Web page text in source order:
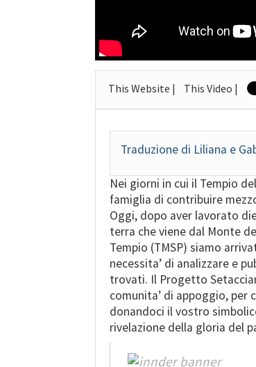
This Website | This Video |
Traduzione di Liliana e
Nei giorni in cui il Tempio
famiglia di contribuire
Oggi, dopo aver lavorato
terra che viene dal Monte
Tempio (TMSP) siamo
necessita’ di analizzare e
trovati. Il Progetto
comunita’ di appoggio,
donandoci il vostro
rivelazione della gloria del